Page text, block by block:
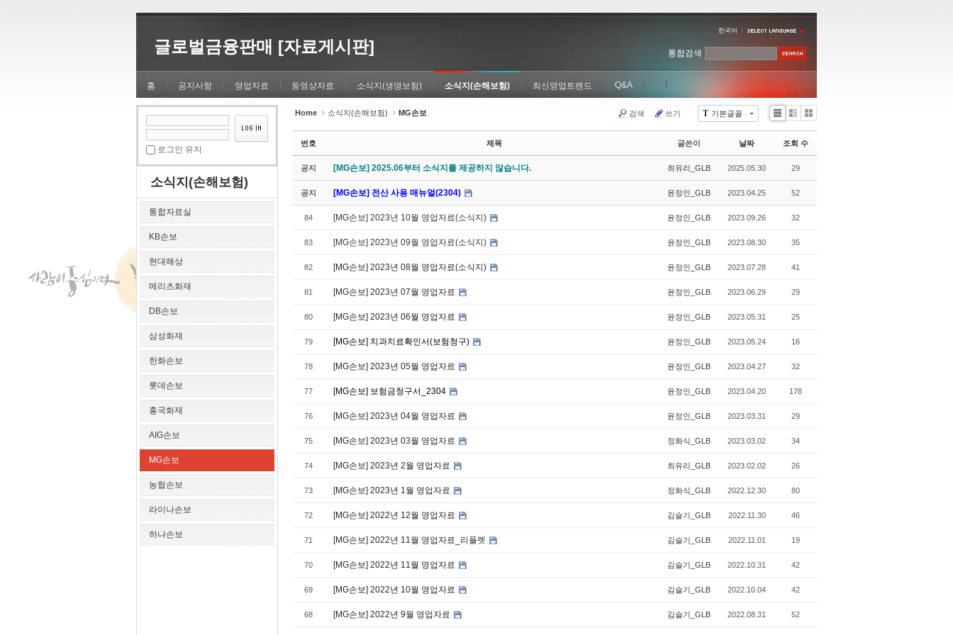
글로벌금융판매 [자료게시판]
한국어
홈 공지사항 영업자료 동영상자료 소식지(생명보험) 소식지(손해보험) 최신영업트렌드 Q&A
통합검색
로그인 유지
소식지(손해보험)
통합자료실
KB손보
현대해상
메리츠화재
DB손보
삼성화재
한화손보
롯데손보
흥국화재
AIG손보
MG손보
농협손보
라이나손보
하나손보
Home 소식지(손해보험) MG손보 T 기본글꼴
검색 쓰기
Li
Zi
e
G
le
번호 제목 글쓴이 날짜 조회 수
공지 [MG손보] 2025.06부터 소식지를 제공하지 않습니다. 최유리_GLB 2025.05.30 29
공지 [MG손보] 전산 사용 매뉴얼(2304) 윤정인_GLB 2023.04.25 52
84 [MG손보] 2023년 10월 영업자료(소식지) 윤정인_GLB 2023.09.26 32
83 [MG손보] 2023년 09월 영업자료(소식지) 윤정인_GLB 2023.08.30 35
82 [MG손보] 2023년 08월 영업자료(소식지) 윤정인_GLB 2023.07.28 41
81 [MG손보] 2023년 07월 영업자료 윤정인_GLB 2023.06.29 29
80 [MG손보] 2023년 06월 영업자료 윤정인_GLB 2023.05.31 25
79 [MG손보] 치과치료확인서(보험청구) 윤정인_GLB 2023.05.24 16
78 [MG손보] 2023년 05월 영업자료 윤정인_GLB 2023.04.27 32
77 [MG손보] 보험금청구서_2304 윤정인_GLB 2023.04.20 178
76 [MG손보] 2023년 04월 영업자료 윤정인_GLB 2023.03.31 29
75 [MG손보] 2023년 03월 영업자료 정화식_GLB 2023.03.02 34
74 [MG손보] 2023년 2월 영업자료 최유리_GLB 2023.02.02 26
73 [MG손보] 2023년 1월 영업자료 정화식_GLB 2022.12.30 80
72 [MG손보] 2022년 12월 영업자료 김슬기_GLB 2022.11.30 46
71 [MG손보] 2022년 11월 영업자료_리플렛 김슬기_GLB 2022.11.01 19
70 [MG손보] 2022년 11월 영업자료 김슬기_GLB 2022.10.31 42
69 [MG손보] 2022년 10월 영업자료 김슬기_GLB 2022.10.04 42
68 [MG손보] 2022년 9월 영업자료 김슬기_GLB 2022.08.31 52
Sketchbook5, 스케치북5
Sketchbook5, 스케치북5
Sketchbook5, 스케치북5
Sketchbook5, 스케치북5